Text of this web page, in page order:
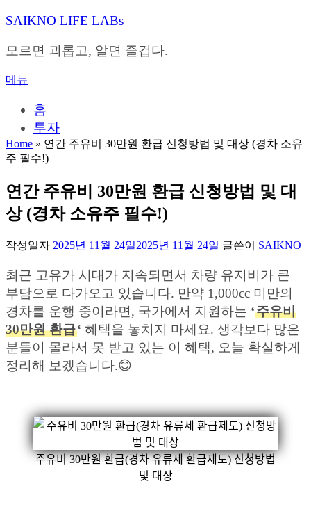
내
으
바
SAIKNO LIFE LABs
모르면 괴롭고, 알면 즐겁다.
메뉴
홈
투자
Home » 연간 주유비 30만원 환급 신청방법 및 대상 (경차 소유
주 필수!)
연간 주유비 30만원 환급 신청방법 및 대
상 (경차 소유주 필수!)
작성일자 2025년 11월 24일2025년 11월 24일 글쓴이 SAIKNO
최근 고유가 시대가 지속되면서 차량 유지비가 큰
부담으로 다가오고 있습니다. 만약 1,000cc 미만의
경차를 운행 중이라면, 국가에서 지원하는 ‘주유비
30만원 환급‘혜택을 놓치지 마세요. 생각보다 많은
분들이 몰라서 못 받고 있는 이 혜택, 오늘 확실하게
정리해 보겠습니다.😊
주유비 30만원 환급(경차 유류세 환급제도) 신청방법
및 대상